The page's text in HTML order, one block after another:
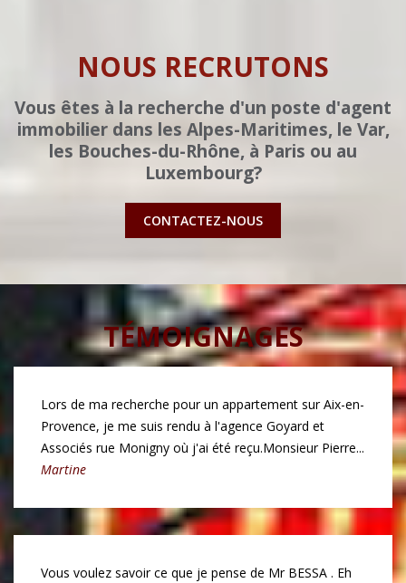
NOUS RECRUTONS
Vous êtes à la recherche d'un poste d'agent
immobilier dans les Alpes-Maritimes, le Var,
les Bouches-du-Rhône, à Paris ou au
Luxembourg?
CONTACTEZ-NOUS
TÉMOIGNAGES
Lors de ma recherche pour un appartement sur Aix-en-
Provence, je me suis rendu à l'agence Goyard et
Associés rue Monigny où j'ai été reçu.Monsieur Pierre...
Martine
Vous voulez savoir ce que je pense de Mr BESSA . Eh